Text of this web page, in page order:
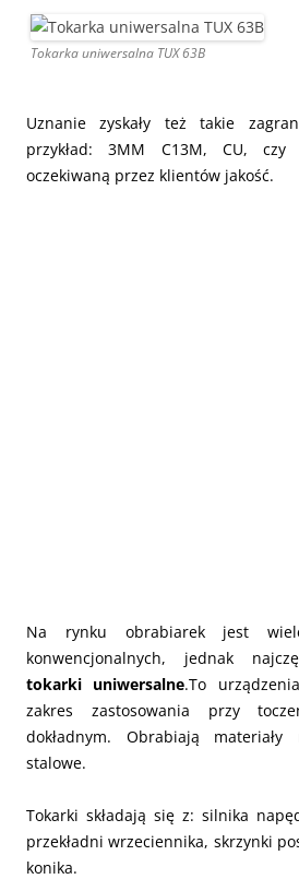
Tokarka uniwersalna TUX 63B
Uznanie zyskały też takie
przykład: 3MM C13M, CU, czy
oczekiwaną przez klientów jakość.
Na rynku obrabiarek jest
konwencjonalnych, jednak
tokarki uniwersalne.To
zakres zastosowania przy
dokładnym. Obrabiają
stalowe.
Tokarki składają się z: silnika
przekładni wrzeciennika, skrzynki
konika.